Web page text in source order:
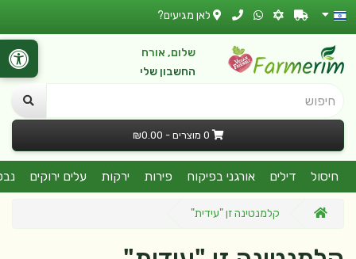
לאן מגיעים?
שלום, אורח
החשבון שלי
חיפוש
0 מוצרים - ₪0.00
חיסול דילים אורגני בפיקוח פירות ירקות עלים ירוקים
קלמנטינה זן "עידית"